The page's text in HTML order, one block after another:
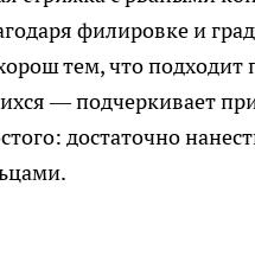
филировке и
тем, что подходит
— подчеркивает
достаточно